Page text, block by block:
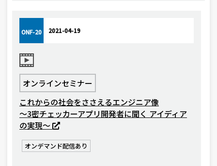
ONF-20 2021-04-19
オンラインセミナー
これからの社会をささえるエンジニア像
〜3密チェッカーアプリ開発者に聞く アイディア
の実現〜
オンデマンド配信あり